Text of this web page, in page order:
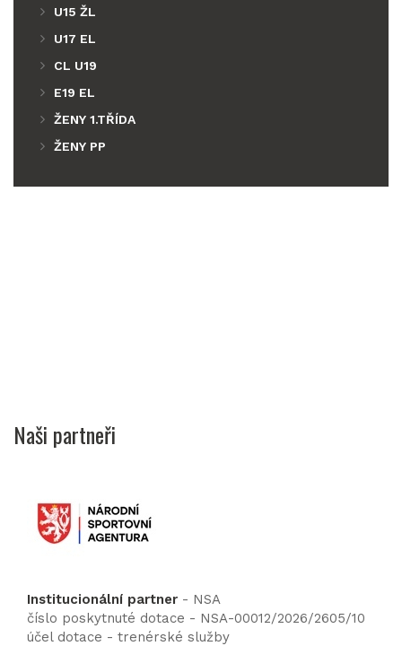
U15 ŽL
U17 EL
CL U19
E19 EL
ŽENY 1.TŘÍDA
ŽENY PP
Naši partneři
Institucionální partner - NSA
číslo poskytnuté dotace - NSA-00012/2026/2605/10
účel dotace - trenérské služby